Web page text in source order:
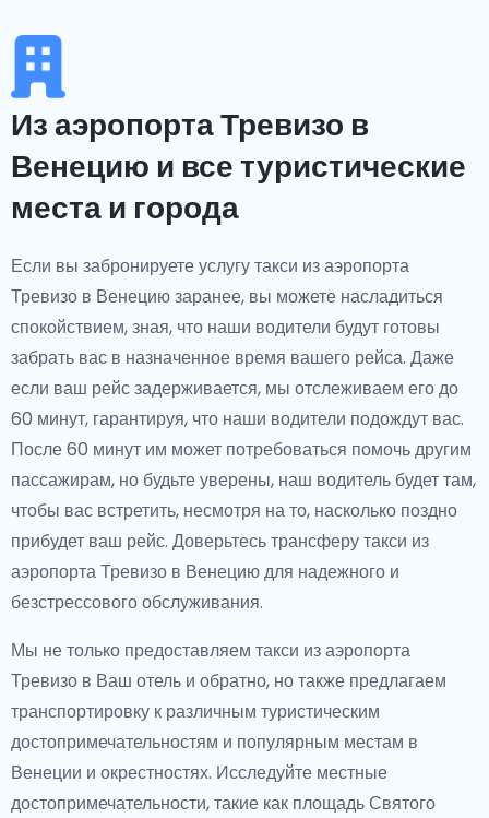
Из аэропорта Тревизо в
Венецию и все туристические
места и города
Если вы забронируете услугу такси из аэропорта
Тревизо в Венецию заранее, вы можете насладиться
спокойствием, зная, что наши водители будут готовы
забрать вас в назначенное время вашего рейса. Даже
если ваш рейс задерживается, мы отслеживаем его до
60 минут, гарантируя, что наши водители подождут вас.
После 60 минут им может потребоваться помочь другим
пассажирам, но будьте уверены, наш водитель будет там,
чтобы вас встретить, несмотря на то, насколько поздно
прибудет ваш рейс. Доверьтесь трансферу такси из
аэропорта Тревизо в Венецию для надежного и
безстрессового обслуживания.
Мы не только предоставляем такси из аэропорта
Тревизо в Ваш отель и обратно, но также предлагаем
транспортировку к различным туристическим
достопримечательностям и популярным местам в
Венеции и окрестностях. Исследуйте местные
достопримечательности, такие как площадь Святого